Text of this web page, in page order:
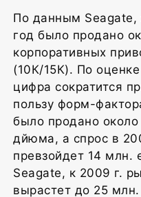
По данным Seagate,
год было продано
корпоративных
(10К/15К). По
цифра сократится
пользу форм-
было продано
дйюма, а спрос в
превзойдет 14 млн.
Seagate, к 2009 г.
вырастет до 25